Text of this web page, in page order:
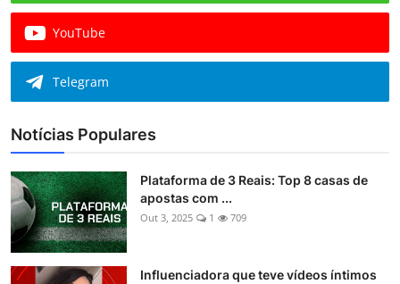
YouTube
Telegram
Notícias Populares
Plataforma de 3 Reais: Top 8 casas de
apostas com ...
Out 3, 2025 1 709
Influenciadora que teve vídeos íntimos